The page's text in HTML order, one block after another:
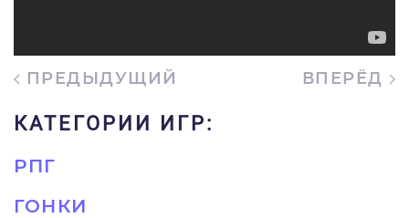
ПРЕДЫДУЩИЙ ВПЕРЁД
КАТЕГОРИИ ИГР:
РПГ
ГОНКИ